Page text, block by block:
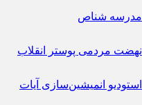
مدرسه شناص
نهضت مردمی پوستر انقلاب
استودیو انمیشین‌سازی آیات